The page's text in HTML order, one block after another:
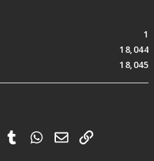
1
18,044
18,045
PinterestTumblrWhatsApp
電子郵件
連結